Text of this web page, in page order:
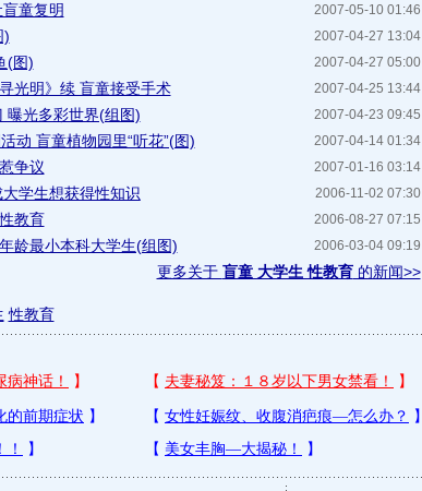
2007-05-10 01:46
童复明
2007-04-27 13:04
)
2007-04-27 05:00
(图)
2007-04-25 13:44
光明》续 盲童接受手术
2007-04-23 09:45
曝光多彩世界(组图)
2007-04-14 01:34
动 盲童植物园里“听花”(图)
2007-01-16 03:14
争议
2006-11-02 07:30
学生想获得性知识
2006-08-27 07:15
教育
2006-03-04 09:19
龄最小本科大学生(组图)
更多关于 盲童 大学生 性教育的新闻>>
性教育